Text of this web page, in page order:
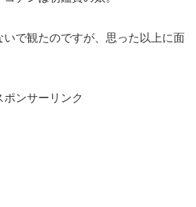
で観たのですが、思った以上に面
ポンサーリンク